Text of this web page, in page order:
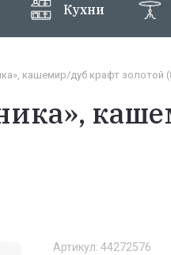
Кухни
кашемир/дуб крафт золотой
Артикул: 44272576